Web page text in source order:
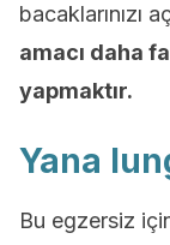
bacaklarınızı
amacı daha
yapmaktır.
Yana
Bu egzersiz